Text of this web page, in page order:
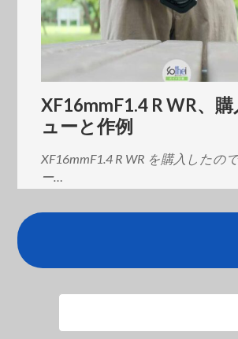
XF16mmF1.4 R WR、
ューと作例
XF16mmF1.4 R WR を購入したの
ー…